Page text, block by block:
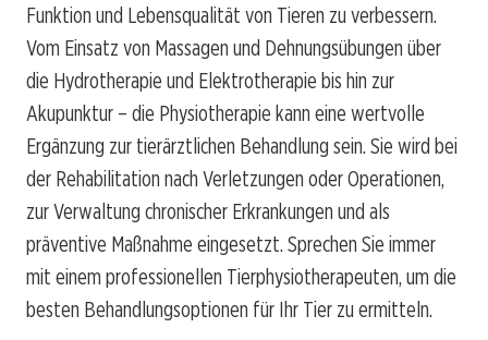
Funktion und Lebensqualität von Tieren zu verbessern.
Vom Einsatz von Massagen und Dehnungsübungen über
die Hydrotherapie und Elektrotherapie bis hin zur
Akupunktur – die Physiotherapie kann eine wertvolle
Ergänzung zur tierärztlichen Behandlung sein. Sie wird bei
der Rehabilitation nach Verletzungen oder Operationen,
zur Verwaltung chronischer Erkrankungen und als
präventive Maßnahme eingesetzt. Sprechen Sie immer
mit einem professionellen Tierphysiotherapeuten, um die
besten Behandlungsoptionen für Ihr Tier zu ermitteln.